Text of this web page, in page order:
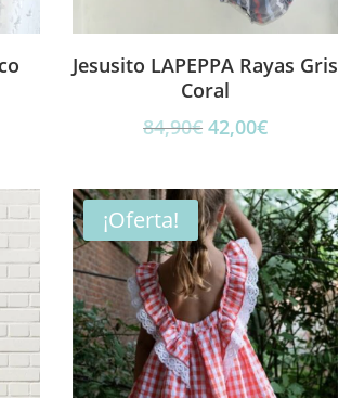
Jesusito LAPEPPA Rayas Gris
Coral
84,90€ El
era:
84,90€.
42,00€El
es:
42,00€.
¡Oferta!